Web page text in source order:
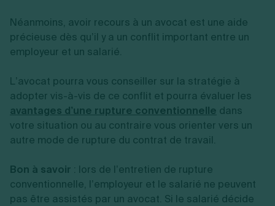
Néanmoins, avoir recours à un avocat est une aide
précieuse dès qu’il y a un conflit important entre un
employeur et un salarié.
L’avocat pourra vous conseiller sur la stratégie à
adopter vis-à-vis de ce conflit et pourra évaluer les
avantages d’une rupture conventionnelle dans
votre situation ou au contraire vous orienter vers un
autre mode de rupture du contrat de travail.
Bon à savoir : lors de l’entretien de rupture
conventionnelle, l’employeur et le salarié ne peuvent
pas être assistés par un avocat. Si le salarié décide